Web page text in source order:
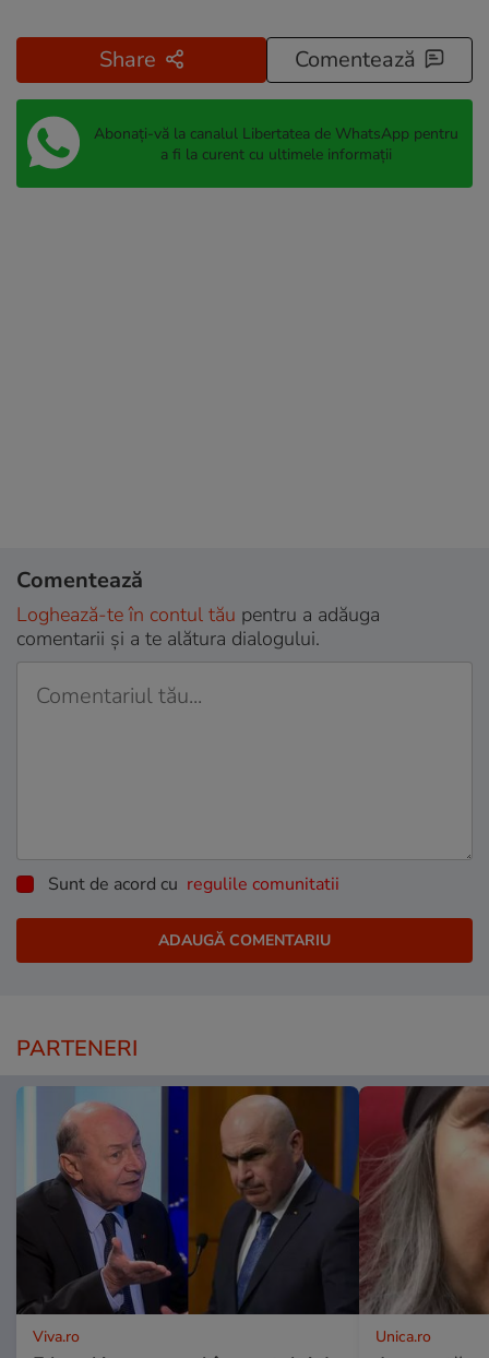
Share Comentează
Abonați-vă la canalul Libertatea de WhatsApp pentru
a fi la curent cu ultimele informații
Comentează
Loghează-te în contul tău pentru a adăuga
comentarii și a te alătura dialogului.
Sunt de acord cu regulile comunitatii
PARTENERI
Viva.ro Unica.ro